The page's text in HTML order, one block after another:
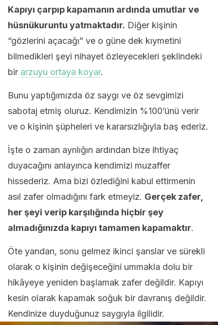
Kapıyı çarpıp kapamanın ardında umutlar ve
hüsnükuruntu yatmaktadır. Diğer kişinin
“gözlerini açacağı” ve o güne dek kıymetini
bilmedikleri şeyi nihayet özleyecekleri şeklindeki
bir arzuyu ortaya koyar.
Bunu yaptığımızda öz saygı ve öz sevgimizi
sabotaj etmiş oluruz. Kendimizin %100’ünü verir
ve o kişinin şüpheleri ve kararsızlığıyla baş ederiz.
İşte o zaman ayrılığın ardından bize ihtiyaç
duyacağını anlayınca kendimizi muzaffer
hissederiz. Ama bizi özlediğini kabul ettirmenin
asıl zafer olmadığını fark etmeyiz. Gerçek zafer,
her şeyi verip karşılığında hiçbir şey
almadığınızda kapıyı tamamen kapamaktır.
Öte yandan, sonu gelmez ikinci şanslar ve sürekli
olarak o kişinin değişeceğini ummakla dolu bir
hikâyeye yeniden başlamak zafer değildir. Kapıyı
kesin olarak kapamak soğuk bir davranış değildir.
Kendinize duyduğunuz saygıyla ilgilidir.